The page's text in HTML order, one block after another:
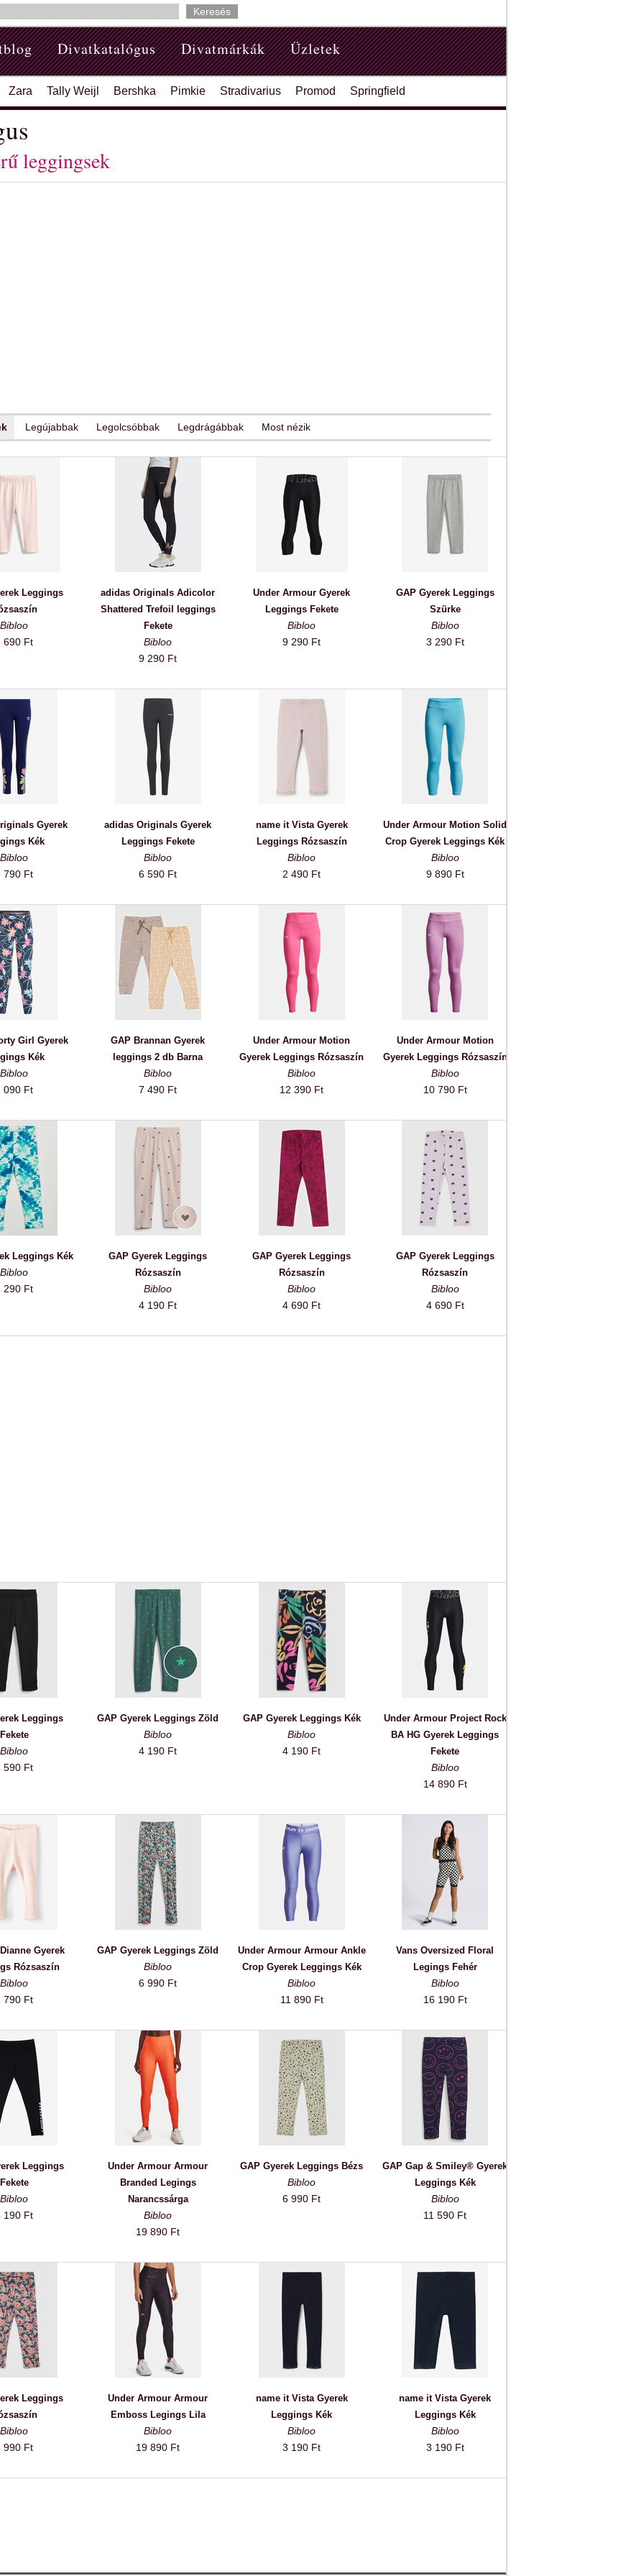
Divatkatalógus Divatmárkák Üzletek
Zara Tally Weijl Bershka Pimkie Stradivarius Promod Springfield
leggingsek
Legújabbak Legolcsóbbak Legdrágábbak Most nézik
Leggings
Bibloo
690 Ft
adidas Originals Adicolor
Shattered Trefoil leggings
Fekete
Bibloo
9 290 Ft
Under Armour Gyerek
Leggings Fekete
Bibloo
9 290 Ft
GAP Gyerek Leggings
Szürke
Bibloo
3 290 Ft
Gyerek
Kék
Bibloo
790 Ft
adidas Originals Gyerek
Leggings Fekete
Bibloo
6 590 Ft
name it Vista Gyerek
Leggings Rózsaszín
Bibloo
2 490 Ft
Under Armour Motion Solid
Crop Gyerek Leggings Kék
Bibloo
9 890 Ft
Girl Gyerek
Kék
Bibloo
090 Ft
GAP Brannan Gyerek
leggings 2 db Barna
Bibloo
7 490 Ft
Under Armour Motion
Gyerek Leggings Rózsaszín
Bibloo
12 390 Ft
Under Armour Motion
Gyerek Leggings Rózsaszín
Bibloo
10 790 Ft
Leggings Kék
Bibloo
290 Ft
GAP Gyerek Leggings
Rózsaszín
Bibloo
4 190 Ft
GAP Gyerek Leggings
Rózsaszín
Bibloo
4 690 Ft
GAP Gyerek Leggings
Rózsaszín
Bibloo
4 690 Ft
Leggings
Fekete
Bibloo
590 Ft
GAP Gyerek Leggings Zöld
Bibloo
4 190 Ft
GAP Gyerek Leggings Kék
Bibloo
4 190 Ft
Under Armour Project Rock
BA HG Gyerek Leggings
Fekete
Bibloo
14 890 Ft
Gyerek
Rózsaszín
Bibloo
790 Ft
GAP Gyerek Leggings Zöld
Bibloo
6 990 Ft
Under Armour Armour Ankle
Crop Gyerek Leggings Kék
Bibloo
11 890 Ft
Vans Oversized Floral
Legings Fehér
Bibloo
16 190 Ft
Leggings
Fekete
Bibloo
190 Ft
Under Armour Armour
Branded Legings
Narancssárga
Bibloo
19 890 Ft
GAP Gyerek Leggings Bézs
Bibloo
6 990 Ft
GAP Gap & Smiley® Gyerek
Leggings Kék
Bibloo
11 590 Ft
Leggings
Bibloo
990 Ft
Under Armour Armour
Emboss Legings Lila
Bibloo
19 890 Ft
name it Vista Gyerek
Leggings Kék
Bibloo
3 190 Ft
name it Vista Gyerek
Leggings Kék
Bibloo
3 190 Ft